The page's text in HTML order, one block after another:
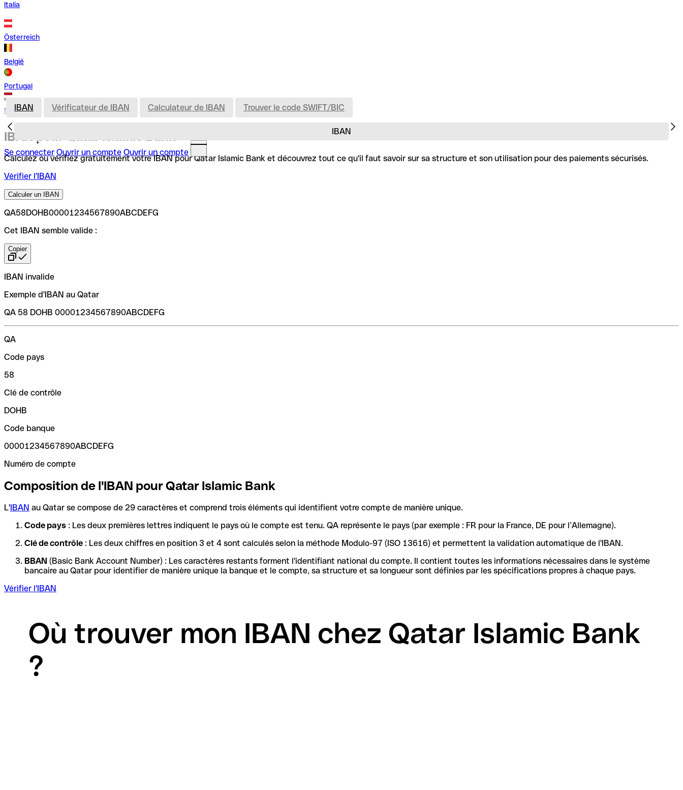
Italia
Österreich
België
Portugal
Nederland
Se connecter Ouvrir un compte Ouvrir un compte
IBAN
IBAN Vérificateur de IBAN Calculateur de IBAN Trouver le code SWIFT/BIC
IBAN pour Qatar Islamic Bank
Calculez ou vérifiez gratuitement votre IBAN pour Qatar Islamic Bank et découvrez tout ce qu'il faut savoir sur sa structure et son utilisation pour des paiements sécurisés.
Vérifier l'IBAN
Calculer un IBAN
QA58DOHB00001234567890ABCDEFG
Cet IBAN semble valide :
Copier
IBAN invalide
Exemple d'IBAN au Qatar
QA 58 DOHB 00001234567890ABCDEFG
QA
Code pays
58
Clé de contrôle
DOHB
Code banque
00001234567890ABCDEFG
Numéro de compte
Composition de l'IBAN pour Qatar Islamic Bank
L'IBAN au Qatar se compose de 29 caractères et comprend trois éléments qui identifient votre compte de manière unique.
Code pays : Les deux premières lettres indiquent le pays où le compte est tenu. QA représente le pays (par exemple : FR pour la France, DE pour l’Allemagne).
Clé de contrôle : Les deux chiffres en position 3 et 4 sont calculés selon la méthode Modulo-97 (ISO 13616) et permettent la validation automatique de l'IBAN.
BBAN (Basic Bank Account Number) : Les caractères restants forment l'identifiant national du compte. Il contient toutes les informations nécessaires dans le système
bancaire au Qatar pour identifier de manière unique la banque et le compte, sa structure et sa longueur sont définies par les spécifications propres à chaque pays.
Vérifier l'IBAN
Où trouver mon IBAN chez Qatar Islamic Bank
?